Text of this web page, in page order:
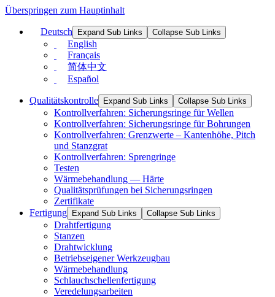
Überspringen zum Hauptinhalt
Deutsch Expand Sub Links Collapse Sub Links
English
Français
简体中文
Español
Qualitätskontrolle Expand Sub Links Collapse Sub Links
Kontrollverfahren: Sicherungsringe für Wellen
Kontrollverfahren: Sicherungsringe für Bohrungen
Kontrollverfahren: Grenzwerte – Kantenhöhe, Pitch
und Stanzgrat
Kontrollverfahren: Sprengringe
Testen
Wärmebehandlung — Härte
Qualitätsprüfungen bei Sicherungsringen
Zertifikate
Fertigung
Expand Sub Links Collapse Sub Links
Drahtfertigung
Stanzen
Drahtwicklung
Betriebseigener Werkzeugbau
Wärmebehandlung
Schlauchschellenfertigung
Veredelungsarbeiten